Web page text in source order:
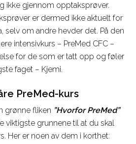
ikke gjennom opptaksprøver.
er dermed ikke aktuelt for
selv om andre hevder det. På den
intensivkurs – PreMed CFC –
for de som er tatt opp og føler
faget – Kjemi.
PreMed-kurs
grønne fliken ”Hvorfor PreMed”
viktigste grunnene til at du skal
Her er noen av dem i korthet: